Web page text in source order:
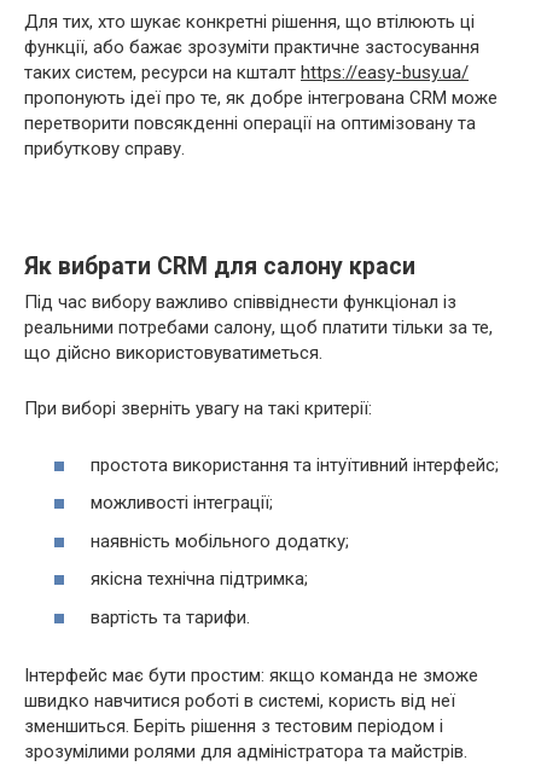
Для тих, хто шукає конкретні рішення, що втілюють ці
функції, або бажає зрозуміти практичне застосування
таких систем, ресурси на кшталт https://easy-busy.ua/
пропонують ідеї про те, як добре інтегрована CRM може
перетворити повсякденні операції на оптимізовану та
прибуткову справу.
Як вибрати CRM для салону краси
Під час вибору важливо співвіднести функціонал із
реальними потребами салону, щоб платити тільки за те,
що дійсно використовуватиметься.
При виборі зверніть увагу на такі критерії:
простота використання та інтуїтивний інтерфейс;
можливості інтеграції;
наявність мобільного додатку;
якісна технічна підтримка;
вартість та тарифи.
Інтерфейс має бути простим: якщо команда не зможе
швидко навчитися роботі в системі, користь від неї
зменшиться. Беріть рішення з тестовим періодом і
зрозумілими ролями для адміністратора та майстрів.